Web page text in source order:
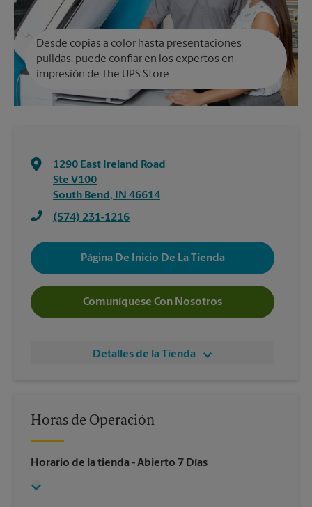
Desde copias a color hasta presentaciones
pulidas, puede confiar en los expertos en
impresión de The UPS Store.
1290 East Ireland Road
Ste V100
South Bend, IN 46614
(574) 231-1216
Página De Inicio De La Tienda
Comuníquese Con Nosotros
Detalles de la Tienda
Horas de Operación
Horario de la tienda - Abierto 7 Días